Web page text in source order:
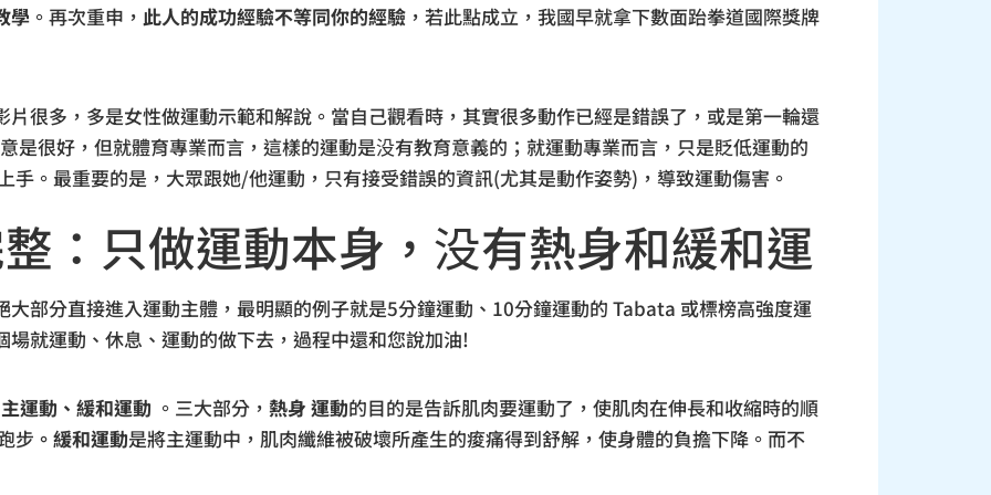
學 。再次重申， 此人的成功經驗不等同你的經驗 ，若此點成立，我國早就拿下數面跆拳道國際獎牌
片很多，多是女性做運動示範和解說。當自己觀看時，其實很多動作已經是錯誤了，或是第一輪還
是很好，但就體育專業而言，這樣的運動是没有教育意義的；就運動專業而言，只是貶低運動的
手。最重要的是，大眾跟她/他運動，只有接受錯誤的資訊(尤其是動作姿勢)，導致運動傷害。
：只做運動本身，没有熱身和緩和運
部分直接進入運動主體，最明顯的例子就是5分鐘運動、10分鐘運動的 Tabata 或標榜高強度運
就運動、休息、運動的做下去，過程中還和您說加油!
主運動、緩和運動 。三大部分， 熱身 運動的目的是告訴肌肉要運動了，使肌肉在伸長和收縮時的順
步 。緩和運動是將主運動中，肌肉纖維被破壞所產生的痠痛得到舒解，使身體的負擔下降。而不